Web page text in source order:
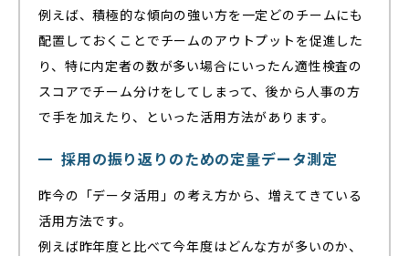
例えば、積極的な傾向の強い方を一定どのチームにも
配置しておくことでチームのアウトプットを促進した
り、特に内定者の数が多い場合にいったん適性検査の
スコアでチーム分けをしてしまって、後から人事の方
で手を加えたり、といった活用方法があります。
採用の振り返りのための定量データ測定
昨今の「データ活用」の考え方から、増えてきている
活用方法です。
例えば昨年度と比べて今年度はどんな方が多いのか、